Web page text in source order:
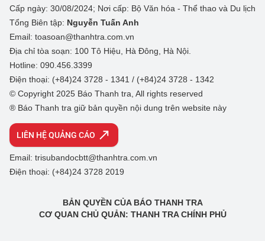
Cấp ngày: 30/08/2024; Nơi cấp: Bộ Văn hóa - Thể thao và Du lịch
Tổng Biên tập: Nguyễn Tuấn Anh
Email: toasoan@thanhtra.com.vn
Địa chỉ tòa soạn: 100 Tô Hiệu, Hà Đông, Hà Nội.
Hotline: 090.456.3399
Điện thoại: (+84)24 3728 - 1341 / (+84)24 3728 - 1342
© Copyright 2025 Báo Thanh tra, All rights reserved
® Báo Thanh tra giữ bản quyền nội dung trên website này
LIÊN HỆ QUẢNG CÁO
Email: trisubandocbtt@thanhtra.com.vn
Điện thoại: (+84)24 3728 2019
BẢN QUYỀN CỦA BÁO THANH TRA
CƠ QUAN CHỦ QUẢN: THANH TRA CHÍNH PHỦ